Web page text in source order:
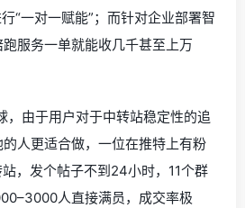
“一对一赋能”；而针对企业部署智
服务一单就能收几千甚至上万
，由于用户对于中转站稳定性的追
人更适合做，一位在推特上有粉
，发个帖子不到24小时，11个群
人直接满员，成交率极